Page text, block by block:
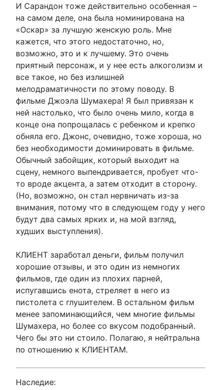
И Сарандон тоже действительно особенная –
на самом деле, она была номинирована на
«Оскар» за лучшую женскую роль. Мне
кажется, что этого недостаточно, но,
возможно, это и к лучшему. Это очень
приятный персонаж, и у нее есть алкоголизм и
все такое, но без излишней
мелодраматичности по этому поводу. В
фильме Джоэла Шумахера! Я был привязан к
ней настолько, что было очень мило, когда в
конце она попрощалась с ребенком и крепко
обняла его. Джонс, очевидно, тоже хороша, но
без необходимости доминировать в фильме.
Обычный забойщик, который выходит на
сцену, немного выпендривается, пробует что-
то вроде акцента, а затем отходит в сторону.
(Но, возможно, он стал нервничать из-за
внимания, потому что в следующем году у него
будут два самых ярких и, на мой взгляд,
худших выступления).
КЛИЕНТ заработал деньги, фильм получил
хорошие отзывы, и это один из немногих
фильмов, где один из плохих парней,
испугавшись енота, стреляет в него из
пистолета с глушителем. В остальном фильм
менее запоминающийся, чем многие фильмы
Шумахера, но более со вкусом подобранный.
Чего бы это ни стоило. Полагаю, я нейтральна
по отношению к КЛИЕНТАМ.
Наследие: